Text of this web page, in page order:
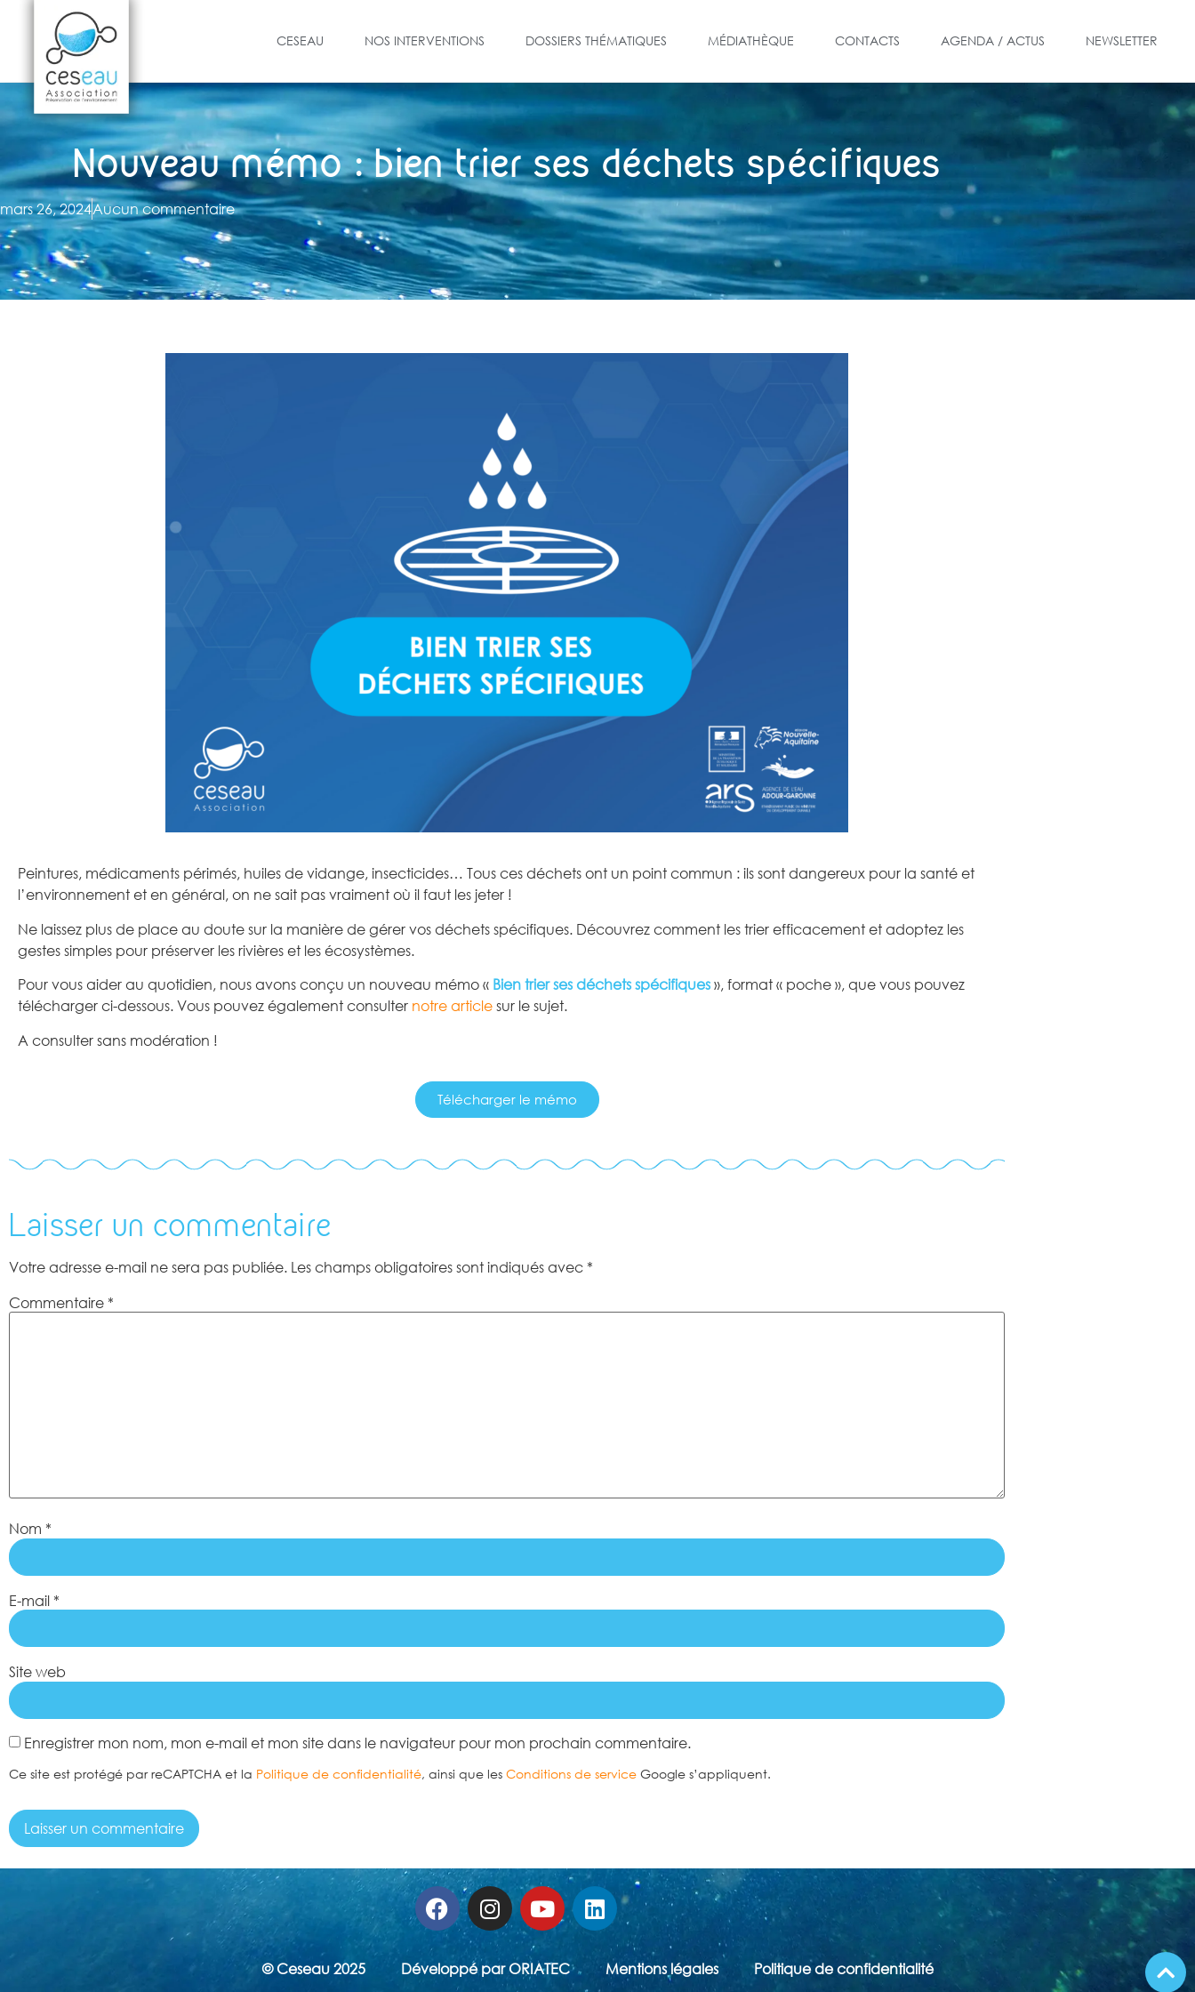
CESEAU NOS INTERVENTIONS DOSSIERS THÉMATIQUES MÉDIATHÈQUE CONTACTS AGENDA / ACTUS NEWSLETTER
Nouveau mémo : bien trier ses déchets spécifiques
mars 26, 2024Aucun commentaire
Peintures, médicaments périmés, huiles de vidange, insecticides… Tous ces déchets ont un point commun : ils sont dangereux pour la santé et
l’environnement et en général, on ne sait pas vraiment où il faut les jeter !
Ne laissez plus de place au doute sur la manière de gérer vos déchets spécifiques. Découvrez comment les trier efficacement et adoptez les
gestes simples pour préserver les rivières et les écosystèmes.
Pour vous aider au quotidien, nous avons conçu un nouveau mémo « Bien trier ses déchets spécifiques », format « poche », que vous pouvez
télécharger ci-dessous. Vous pouvez également consulter notre article sur le sujet.
A consulter sans modération !
Télécharger le mémo
Laisser un commentaire
Votre adresse e-mail ne sera pas publiée. Les champs obligatoires sont indiqués avec *
Commentaire *
Nom *
E-mail *
Site web
Enregistrer mon nom, mon e-mail et mon site dans le navigateur pour mon prochain commentaire.
Ce site est protégé par reCAPTCHA et la Politique de confidentialité, ainsi que les Conditions de service Google s’appliquent.
© Ceseau 2025 Développé par ORIATEC Mentions légales Politique de confidentialité